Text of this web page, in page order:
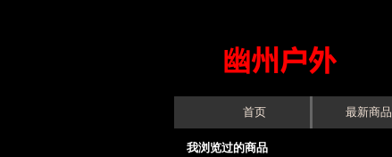
首页 最新商品
我浏览过的商品